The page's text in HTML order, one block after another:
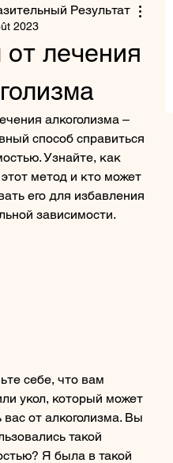
Результат
2023
от лечения
алкоголизма –
способ справиться
Узнайте, как
метод и кто может
его для избавления
зависимости.
себе, что вам
укол, который может
от алкоголизма. Вы
такой
Я была в такой